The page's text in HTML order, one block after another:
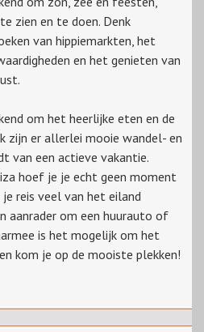
zien en te doen. Denk
van hippiemarkten, het
en het genieten van
om het heerlijke eten en de
zijn er allerlei mooie wandel- en
van een actieve vakantie.
hoef je je echt geen moment
reis veel van het eiland
aanrader om een huurauto of
is het mogelijk om het
kom je op de mooiste plekken!